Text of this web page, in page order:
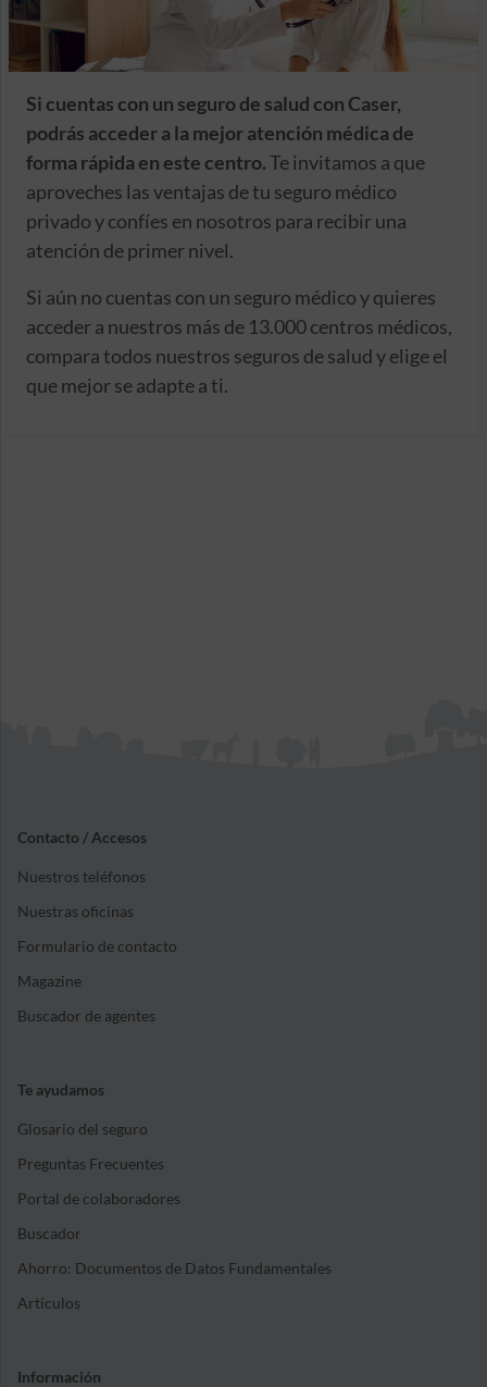
Si cuentas con un seguro de salud con Caser,
podrás acceder a la mejor atención médica de
forma rápida en este centro.Te invitamos a que
aproveches las ventajas de tu seguro médico
privado y confíes en nosotros para recibir una
atención de primer nivel.
Si aún no cuentas con un seguro médico y quieres
acceder a nuestros más de 13.000 centros médicos,
compara todos nuestros seguros de salud y elige el
que mejor se adapte a ti.
Contacto / Accesos
Nuestros teléfonos
Nuestras oficinas
Formulario de contacto
Magazine
Buscador de agentes
Te ayudamos
Glosario del seguro
Preguntas Frecuentes
Portal de colaboradores
Buscador
Ahorro: Documentos de Datos Fundamentales
Artículos
Información